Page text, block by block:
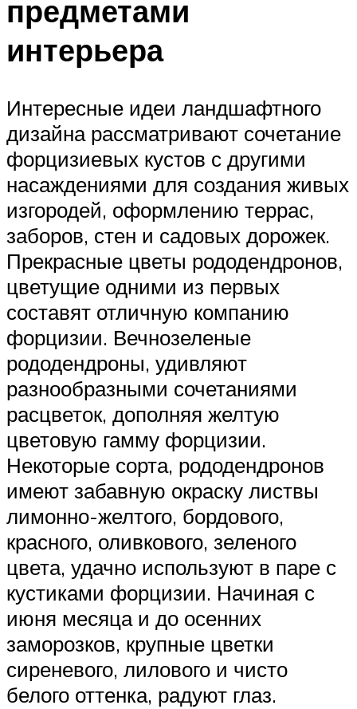
предметами
интерьера
Интересные идеи ландшафтного
дизайна рассматривают сочетание
форцизиевых кустов с другими
насаждениями для создания живых
изгородей, оформлению террас,
заборов, стен и садовых дорожек.
Прекрасные цветы рододендронов,
цветущие одними из первых
составят отличную компанию
форцизии. Вечнозеленые
рододендроны, удивляют
разнообразными сочетаниями
расцветок, дополняя желтую
цветовую гамму форцизии.
Некоторые сорта, рододендронов
имеют забавную окраску листвы
лимонно-желтого, бордового,
красного, оливкового, зеленого
цвета, удачно используют в паре с
кустиками форцизии. Начиная с
июня месяца и до осенних
заморозков, крупные цветки
сиреневого, лилового и чисто
белого оттенка, радуют глаз.